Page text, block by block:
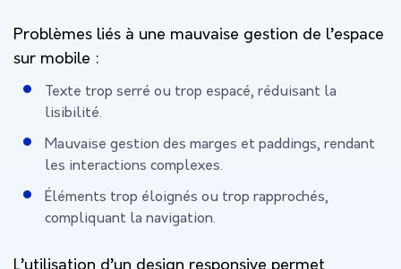
Problèmes liés à une mauvaise gestion de l’espace
sur mobile :
Texte trop serré ou trop espacé, réduisant la
lisibilité.
Mauvaise gestion des marges et paddings, rendant
les interactions complexes.
Éléments trop éloignés ou trop rapprochés,
compliquant la navigation.